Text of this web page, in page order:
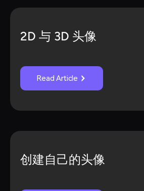
2D 与 3D 头像
Read Article
创建自己的头像